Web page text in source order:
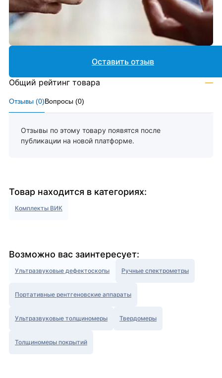
Отзывы (0)Вопросы (0)
Отзывы по этому товару появятся после
публикации на новой платформе.
Оставить отзыв
Общий рейтинг товара —
Товар находится в категориях:
Комплекты ВИК
Возможно вас заинтересует:
Ультразвуковые дефектоскопы Ручные спектрометры
Портативные рентгеновские аппараты
Ультразвуковые толщиномеры Твердомеры
Толщиномеры покрытий